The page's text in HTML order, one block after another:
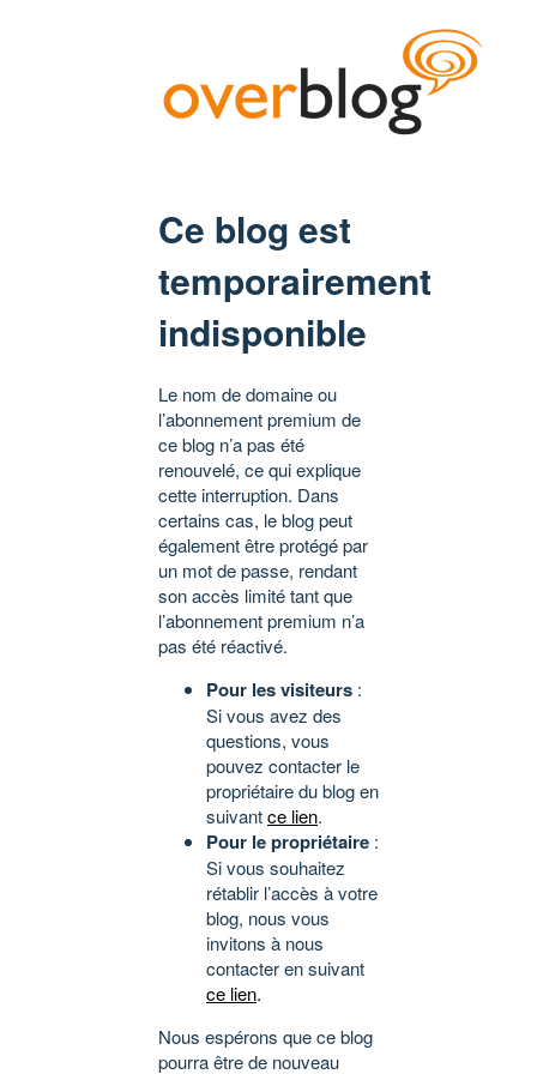
Ce blog est
temporairement
indisponible
Le nom de domaine ou
l’abonnement premium de
ce blog n’a pas été
renouvelé, ce qui explique
cette interruption. Dans
certains cas, le blog peut
également être protégé par
un mot de passe, rendant
son accès limité tant que
l’abonnement premium n’a
pas été réactivé.
Pour les visiteurs :
Si vous avez des
questions, vous
pouvez contacter le
propriétaire du blog en
suivantce lien.
Pour le propriétaire :
Si vous souhaitez
rétablir l’accès à votre
blog, nous vous
invitons à nous
contacter en suivant
ce lien.
Nous espérons que ce blog
pourra être de nouveau